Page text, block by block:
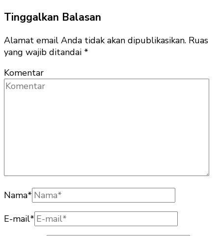
Tinggalkan Balasan
Alamat email Anda tidak akan dipublikasikan. Ruas
yang wajib ditandai *
Komentar
Nama*
E-mail*